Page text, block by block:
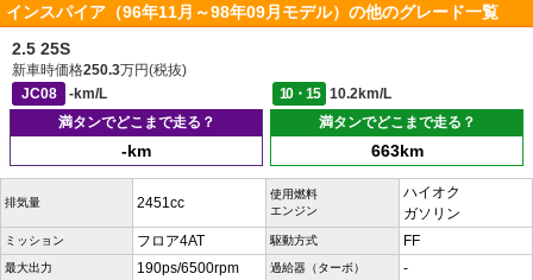
インスパイア（96年11月～98年09月モデル）の他のグレード一覧
2.5 25S
新車時価格250.3万円(税抜)
JC08
-km/L 10・15
10.2km/L
満タンでどこまで走る？
-km
満タンでどこまで走る？
663km
排気量 2451cc
使用燃料
エンジン
ハイオク
ガソリン
ミッション フロア4AT 駆動方式 FF
最大出力 190ps/6500rpm 過給器（ターボ） -